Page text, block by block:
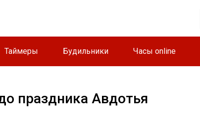
Таймеры Будильники Часы online
праздника Авдотья